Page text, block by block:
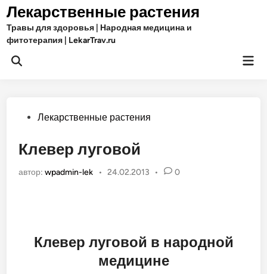
Перейти
содержимому
Лекарственные растения
Травы для здоровья | Народная медицина и
фитотерапия | LekarTrav.ru
Открыть
Опубликовано
Лекарственные растения
Клевер луговой
автор:wpadmin-lek • 24.02.2013 • 0
Клевер луговой в народной
медицине